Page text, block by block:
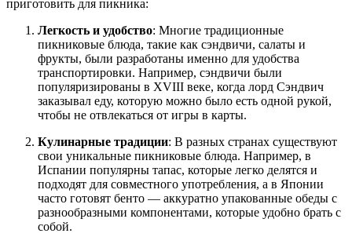
приготовить для пикника:
Легкость и удобство: Многие традиционные
пикниковые блюда, такие как сэндвичи, салаты и
фрукты, были разработаны именно для удобства
транспортировки. Например, сэндвичи были
популяризированы в XVIII веке, когда лорд Сэндвич
заказывал еду, которую можно было есть одной рукой,
чтобы не отвлекаться от игры в карты.
Кулинарные традиции: В разных странах существуют
свои уникальные пикниковые блюда. Например, в
Испании популярны тапас, которые легко делятся и
подходят для совместного употребления, а в Японии
часто готовят бенто — аккуратно упакованные обеды с
разнообразными компонентами, которые удобно брать с
собой.